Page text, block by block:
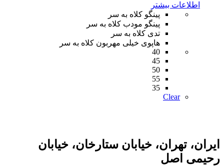
اطلاعات بیشتر
پینگو کلاه به سر
پینگو مودب کلاه به سر
تدی کلاه به سر
هاپوی خیلی مهربون کلاه به سر
40
45
50
55
35
Clear
ایران، تهران، خیابان ستارخان، خیابان
رحیمی اصل